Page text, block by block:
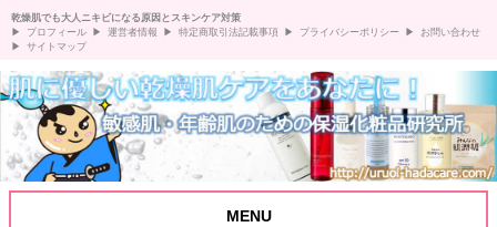
乾燥肌でも大人ニキビになる原因とスキンケア対策
プロフィール
運営者情報 特定商取引法記載事項 プライバシーポリシー
お問い合わせ
サイトマップ
MENU